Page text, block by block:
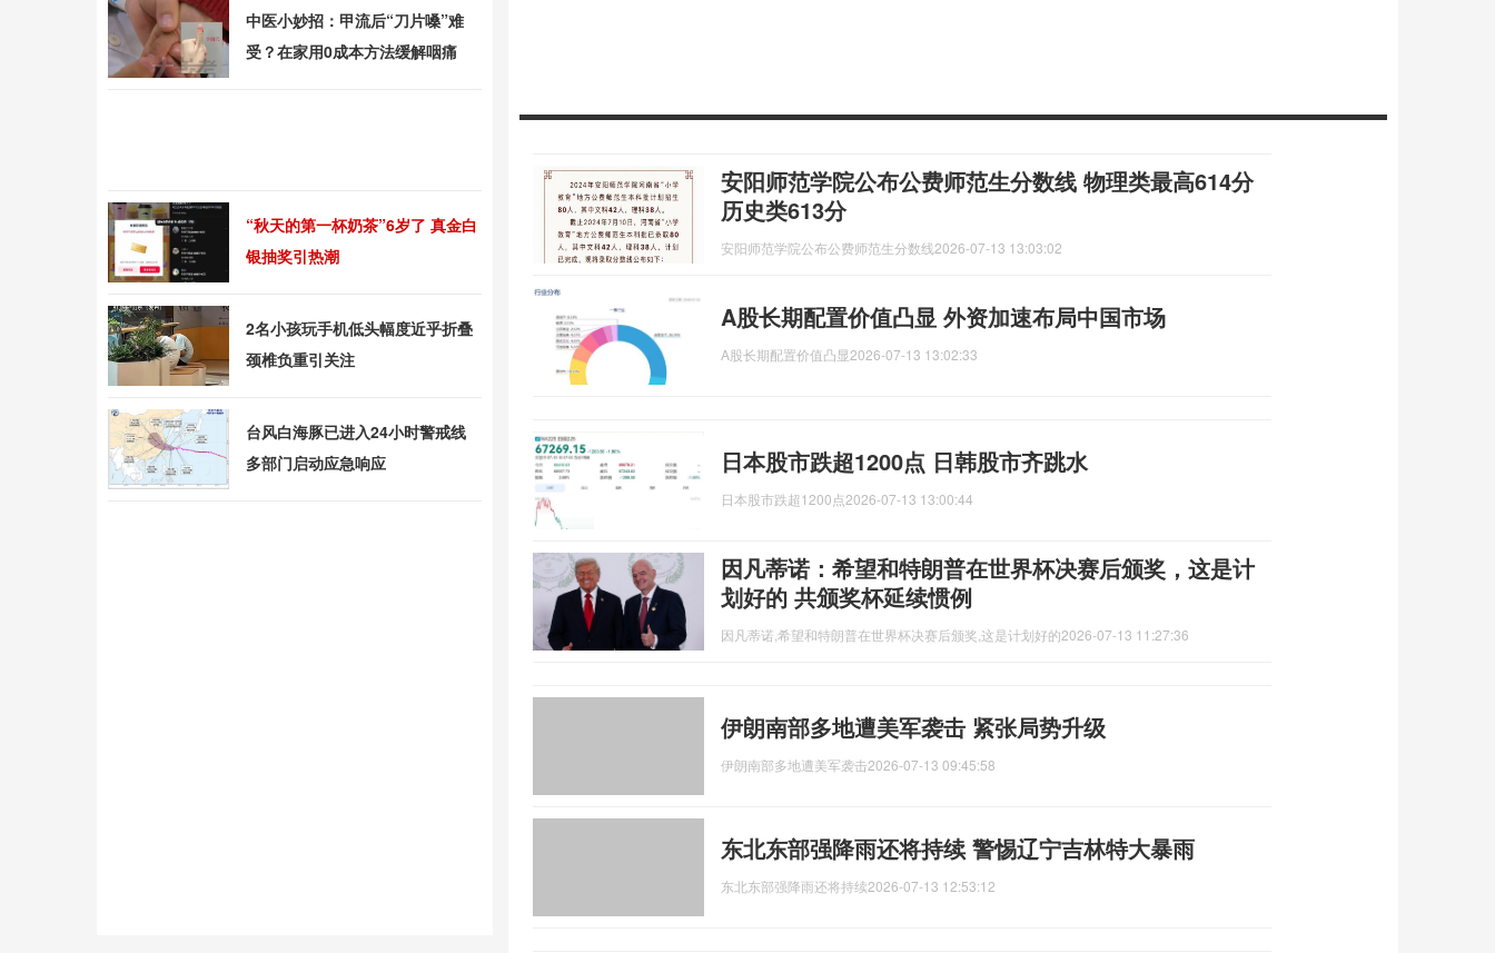
安阳师范学院公布公费师范生分数线 物理类最高614分
历史类613分
安阳师范学院公布公费师范生分数线2026-07-13 13:03:02
A股长期配置价值凸显 外资加速布局中国市场
A股长期配置价值凸显2026-07-13 13:02:33
日本股市跌超1200点 日韩股市齐跳水
日本股市跌超1200点2026-07-13 13:00:44
因凡蒂诺：希望和特朗普在世界杯决赛后颁奖，这是计
划好的 共颁奖杯延续惯例
因凡蒂诺,希望和特朗普在世界杯决赛后颁奖,这是计划好的2026-07-13 11:27:36
伊朗南部多地遭美军袭击 紧张局势升级
伊朗南部多地遭美军袭击2026-07-13 09:45:58
东北东部强降雨还将持续 警惕辽宁吉林特大暴雨
东北东部强降雨还将持续2026-07-13 12:53:12
中医小妙招：甲流后“刀片嗓”难
受？在家用0成本方法缓解咽痛
“秋天的第一杯奶茶”6岁了 真金白
银抽奖引热潮
2名小孩玩手机低头幅度近乎折叠
颈椎负重引关注
台风白海豚已进入24小时警戒线
多部门启动应急响应